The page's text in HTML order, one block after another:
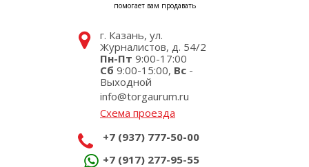
помогает вам продавать
г. Казань, ул.
Журналистов, д. 54/2
Пн-Пт 9:00-17:00
Сб 9:00-15:00, Вс -
Выходной
info@torgaurum.ru
Схема проезда
+7 (937) 777-50-00
+7 (917) 277-95-55